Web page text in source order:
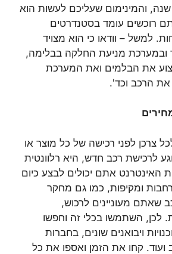
והמינימום שעליכם לעשות הוא
רוכשים עומד בסטנדרטים
למשל – וודאו כי הוא מצויד
ובמערכת מניעת החלקה בבלימה,
את הבלמים ואת המערכת
הרכב וכד'.
צרכן לפני רכישה של כל מוצר או
לרכישת רכב חדש, היא רלוונטית
האינטרנט אתם יכולים לבצע כיום
ומקיפות, כמו גם מחקר
שאתם מעוניינים לרכוש,
לכן, השתמשו בכלי זה וחפשו
ויבואנים שונים, בחברות
ועוד. קחו את הזמן ואספו את כל